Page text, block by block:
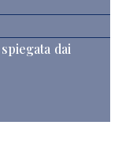
dai